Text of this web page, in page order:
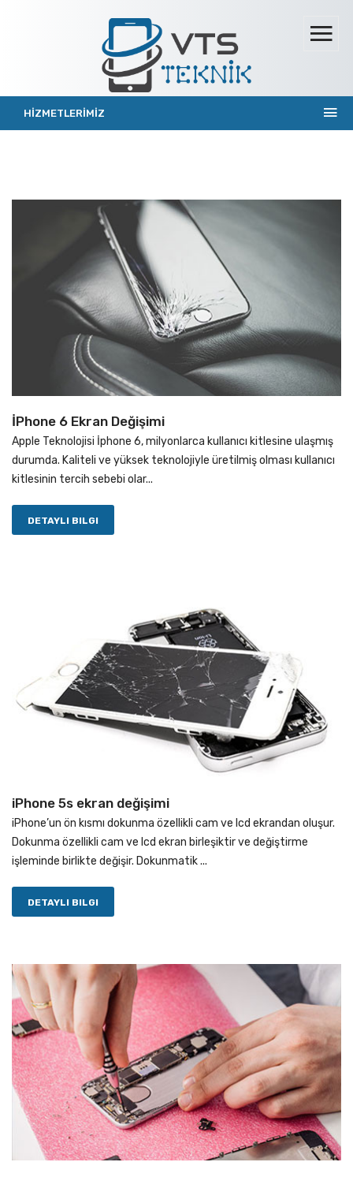
HİZMETLERİMİZ
İPhone 6 Ekran Değişimi
Apple Teknolojisi İphone 6, milyonlarca kullanıcı kitlesine ulaşmış
durumda. Kaliteli ve yüksek teknolojiyle üretilmiş olması kullanıcı
kitlesinin tercih sebebi olar...
DETAYLI BILGI
iPhone 5s ekran değişimi
iPhone’un ön kısmı dokunma özellikli cam ve lcd ekrandan oluşur.
Dokunma özellikli cam ve lcd ekran birleşiktir ve değiştirme
işleminde birlikte değişir. Dokunmatik ...
DETAYLI BILGI